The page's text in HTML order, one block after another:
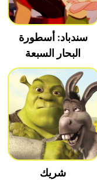
سندباد: أسطورة
البحار السبعة
شريك